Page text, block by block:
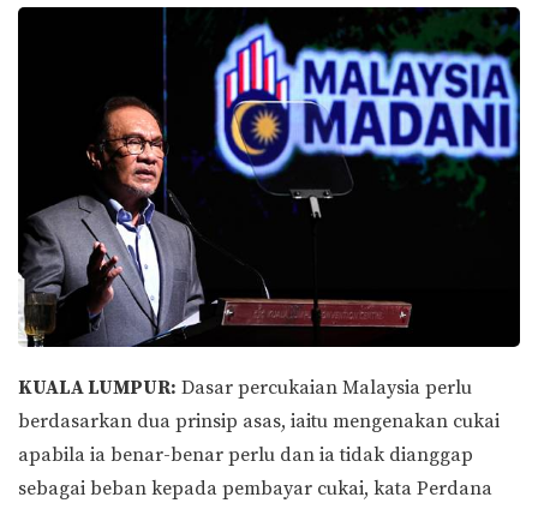
KUALA LUMPUR: Dasar percukaian Malaysia perlu
berdasarkan dua prinsip asas, iaitu mengenakan cukai
apabila ia benar-benar perlu dan ia tidak dianggap
sebagai beban kepada pembayar cukai, kata Perdana